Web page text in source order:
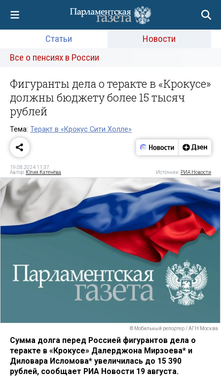
Статьи
Новости
Все о пенсиях в России
Фигуранты дела о теракте в «Крокусе»
должны бюджету более 15 тысяч
рублей
Тема: Теракт в «Крокус Сити Холле»
19.08.2024 11:37
Автор: Юлия Катенёва Источник: РИА Новости
© Мобильный репортер / АГН Москва
Сумма долга перед Россией фигурантов дела о
теракте в «Крокусе» Далерджона Мирзоева* и
Диловара Исломова* увеличилась до 15 390
рублей, сообщает РИА Новости 19 августа.